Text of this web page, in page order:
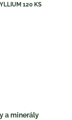
120 KS
a minerály